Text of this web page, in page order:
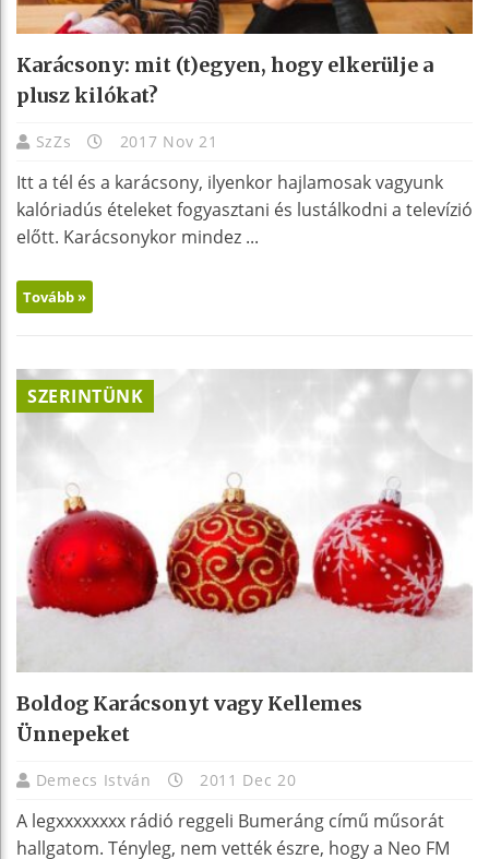
Karácsony: mit (t)egyen, hogy elkerülje a
plusz kilókat?
SzZs 2017 Nov 21
Itt a tél és a karácsony, ilyenkor hajlamosak vagyunk
kalóriadús ételeket fogyasztani és lustálkodni a televízió
előtt. Karácsonykor mindez ...
Tovább »
SZERINTÜNK
Boldog Karácsonyt vagy Kellemes
Ünnepeket
Demecs István 2011 Dec 20
A legxxxxxxxx rádió reggeli Bumeráng című műsorát
hallgatom. Tényleg, nem vették észre, hogy a Neo FM